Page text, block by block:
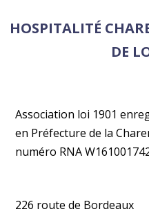
HOSPITALITÉ
DE
Association loi 1901
en Préfecture de la
numéro RNA
226 route de Bordeaux